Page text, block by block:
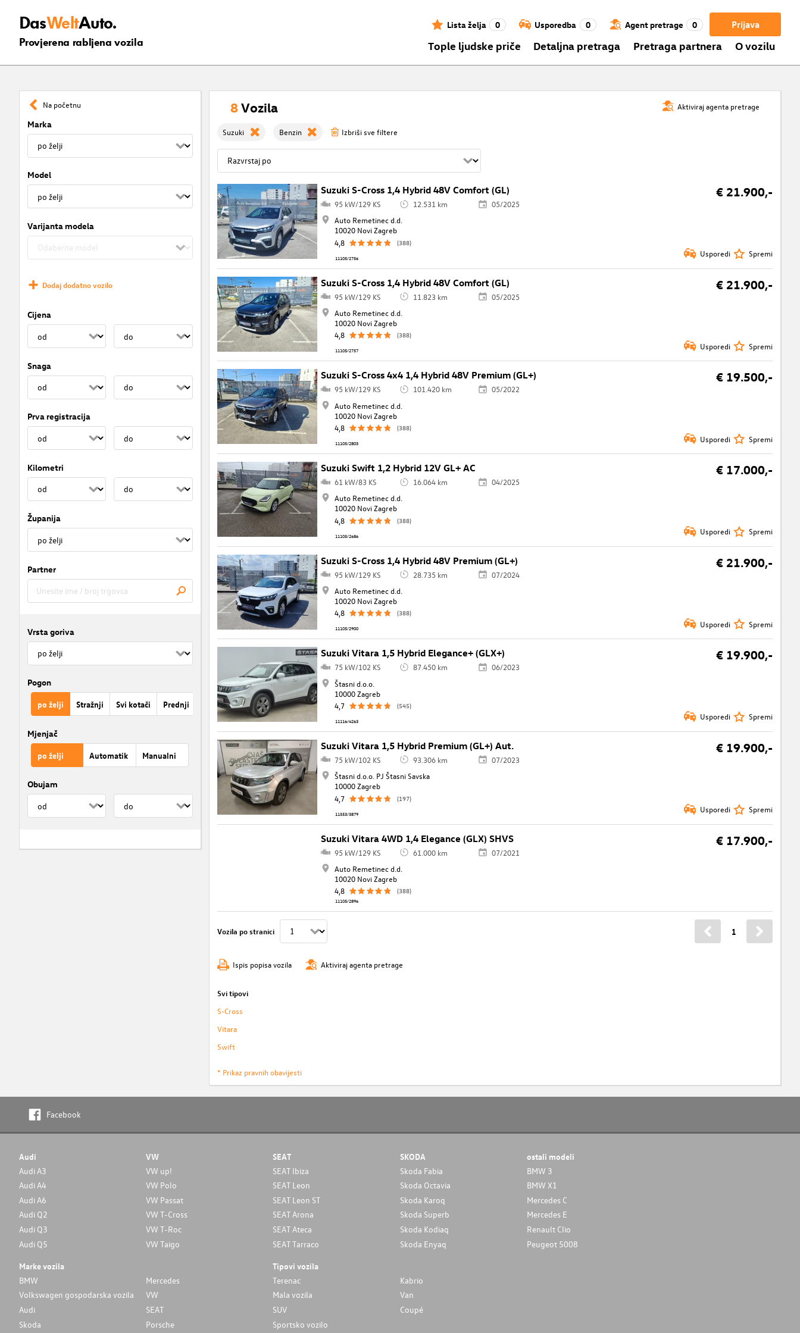
DasWeltAuto.
Provjerena rabljena vozila
Prijava
Lista želja 0 Usporedba 0 Agent pretrage 0
Tople ljudske priče Detaljna pretraga Pretraga partnera O vozilu
Na početnu
Marka
Model
Varijanta modela
Dodaj dodatno vozilo
Cijena
Snaga
Prva registracija
Kilometri
Županija
Partner
Vrsta goriva
Pogon
po želji Stražnji Svi kotači Prednji
Mjenjač
po želji Automatik Manualni
Obujam
Aktiviraj agenta pretrage
8Vozila
Suzuki Benzin Izbriši sve filtere
Suzuki S-Cross 1,4 Hybrid 48V Comfort (GL) € 21.900,-
95 kW/129 KS 12.531 km
05/2025
Auto Remetinec d.d.
10020 Novi Zagreb
4,8
(388)
11105/2756 Usporedi Spremi
Suzuki S-Cross 1,4 Hybrid 48V Comfort (GL) € 21.900,-
95 kW/129 KS 11.823 km
05/2025
Auto Remetinec d.d.
10020 Novi Zagreb
4,8
(388)
11105/2757 Usporedi Spremi
Suzuki S-Cross 4x4 1,4 Hybrid 48V Premium (GL+) € 19.500,-
95 kW/129 KS 101.420 km
05/2022
Auto Remetinec d.d.
10020 Novi Zagreb
4,8
(388)
11105/2803 Usporedi Spremi
Suzuki Swift 1,2 Hybrid 12V GL+ AC € 17.000,-
61 kW/83 KS 16.064 km
04/2025
Auto Remetinec d.d.
10020 Novi Zagreb
4,8
(388)
11105/2686 Usporedi Spremi
Suzuki S-Cross 1,4 Hybrid 48V Premium (GL+) € 21.900,-
95 kW/129 KS 28.735 km
07/2024
Auto Remetinec d.d.
10020 Novi Zagreb
4,8
(388)
11105/2900 Usporedi Spremi
Suzuki Vitara 1,5 Hybrid Elegance+ (GLX+) € 19.900,-
75 kW/102 KS 87.450 km
06/2023
Štasni d.o.o.
10000 Zagreb
4,7
(545)
11116/4263 Usporedi Spremi
Suzuki Vitara 1,5 Hybrid Premium (GL+) Aut. € 19.900,-
75 kW/102 KS 93.306 km
07/2023
Štasni d.o.o. PJ Štasni Savska
10000 Zagreb
4,7
(197)
11553/3879 Usporedi Spremi
Suzuki Vitara 4WD 1,4 Elegance (GLX) SHVS € 17.900,-
95 kW/129 KS 61.000 km
07/2021
Auto Remetinec d.d.
10020 Novi Zagreb
4,8
(388)
11105/2896
Vozila po stranici 1
Ispis popisa vozila Aktiviraj agenta pretrage
Svi tipovi
S-Cross
Vitara
Swift
* Prikaz pravnih obavijesti
Facebook
Audi
Audi A3
Audi A4
Audi A6
Audi Q2
Audi Q3
Audi Q5
VW
VW up!
VW Polo
VW Passat
VW T-Cross
VW T-Roc
VW Taigo
SEAT
SEAT Ibiza
SEAT Leon
SEAT Leon ST
SEAT Arona
SEAT Ateca
SEAT Tarraco
SKODA
Skoda Fabia
Skoda Octavia
Skoda Karoq
Skoda Superb
Skoda Kodiaq
Skoda Enyaq
ostali modeli
BMW 3
BMW X1
Mercedes C
Mercedes E
Renault Clio
Peugeot 5008
Marke vozila
BMW
Mercedes
Volkswagen gospodarska vozila
VW
Audi
SEAT
Skoda
Porsche
Tipovi vozila
Terenac
Kabrio
Mala vozila
Van
SUV
Coupé
Sportsko vozilo